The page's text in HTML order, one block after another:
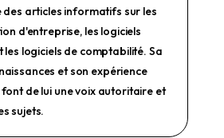
des articles informatifs sur les
d'entreprise, les logiciels
logiciels de comptabilité. Sa
et son expérience
de lui une voix autoritaire et
sujets.